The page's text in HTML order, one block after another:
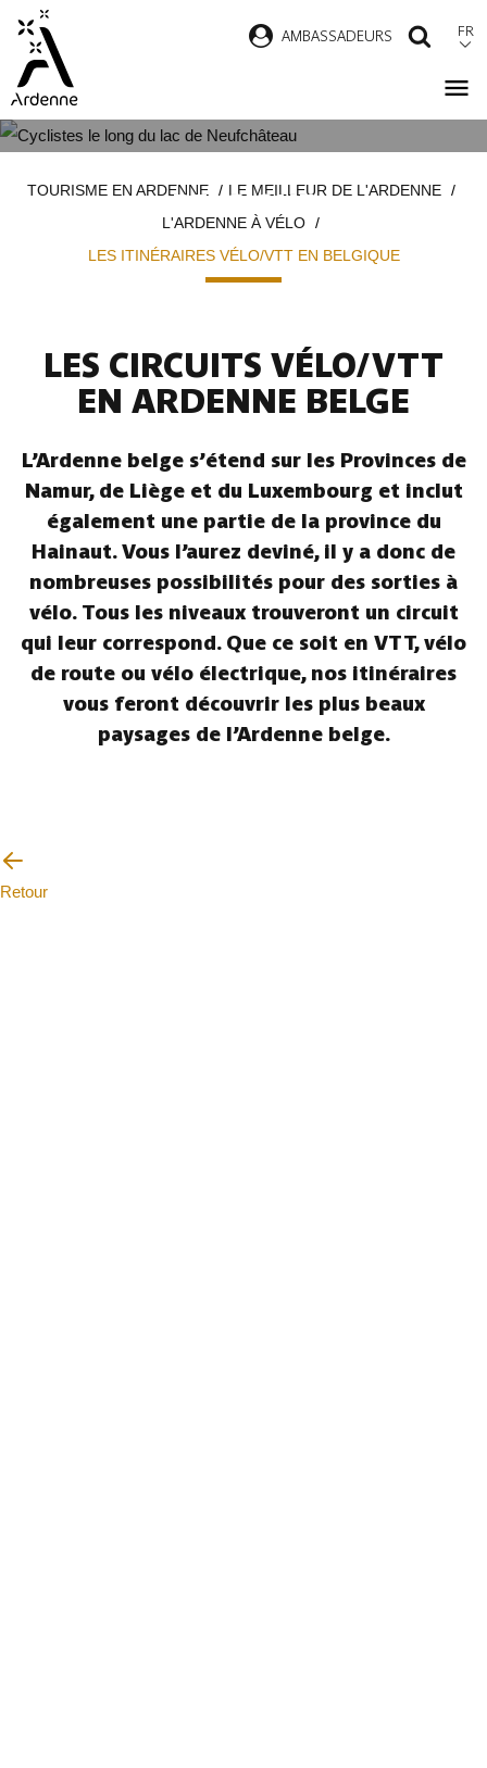
contenu
principal
AMBASSADEURS FR
BELGIQUE
d'ArianeTOURISME EN ARDENNE
LE MEILLEUR DE L'ARDENNE
L'ARDENNE À VÉLO
LES ITINÉRAIRES VÉLO/VTT EN BELGIQUE
LES CIRCUITS VÉLO/VTT
EN ARDENNE BELGE
L’Ardenne belge s’étend sur les Provinces de
Namur, de Liège et du Luxembourg et inclut
également une partie de la province du
Hainaut. Vous l’aurez deviné, il y a donc de
nombreuses possibilités pour des sorties à
vélo. Tous les niveaux trouveront un circuit
qui leur correspond. Que ce soit en VTT, vélo
de route ou vélo électrique, nos itinéraires
vous feront découvrir les plus beaux
paysages de l’Ardenne belge.
Retour